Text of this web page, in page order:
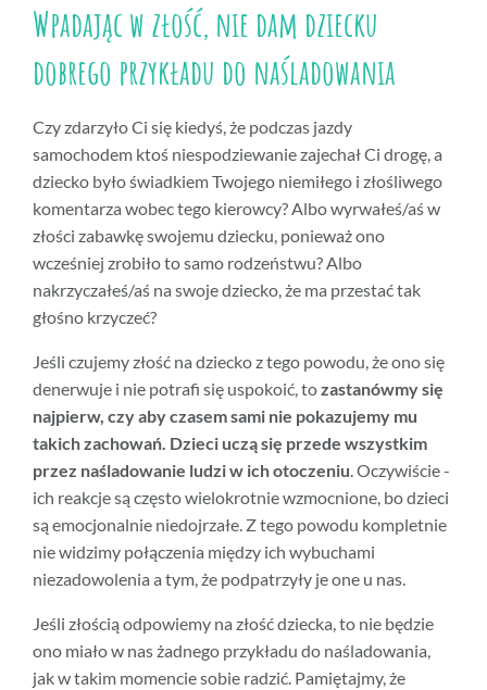
Wpadając w złość, nie dam dziecku
dobrego przykładu do naśladowania
Czy zdarzyło Ci się kiedyś, że podczas jazdy
samochodem ktoś niespodziewanie zajechał Ci drogę, a
dziecko było świadkiem Twojego niemiłego i złośliwego
komentarza wobec tego kierowcy? Albo wyrwałeś/aś w
złości zabawkę swojemu dziecku, ponieważ ono
wcześniej zrobiło to samo rodzeństwu? Albo
nakrzyczałeś/aś na swoje dziecko, że ma przestać tak
głośno krzyczeć?
Jeśli czujemy złość na dziecko z tego powodu, że ono się
denerwuje i nie potrafi się uspokoić, tozastanówmy się
najpierw, czy aby czasem sami nie pokazujemy mu
takich zachowań. Dzieci uczą się przede wszystkim
przez naśladowanie ludzi w ich otoczeniu. Oczywiście -
ich reakcje są często wielokrotnie wzmocnione, bo dzieci
są emocjonalnie niedojrzałe. Z tego powodu kompletnie
nie widzimy połączenia między ich wybuchami
niezadowolenia a tym, że podpatrzyły je one u nas.
Jeśli złością odpowiemy na złość dziecka, to nie będzie
ono miało w nas żadnego przykładu do naśladowania,
jak w takim momencie sobie radzić. Pamiętajmy, że